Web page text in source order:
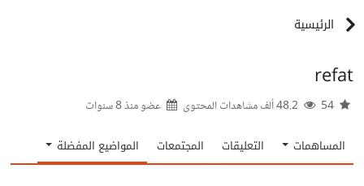
الرئيسية
refat
عضو منذ8 سنوات
المساهمات التعليقات المجتمعات المواضيع المفضلة